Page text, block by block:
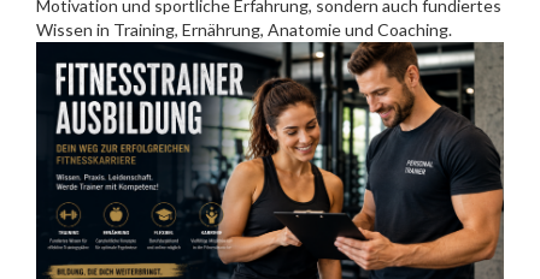
Motivation und sportliche Erfahrung, sondern auch fundiertes
Wissen in Training, Ernährung, Anatomie und Coaching.